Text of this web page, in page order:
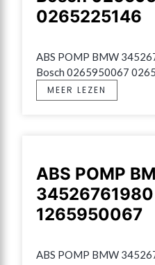
0265225146
ABS POMP BMW
Bosch 0265950067
MEER LEZEN
ABS POMP
1265950067
ABS POMP BMW